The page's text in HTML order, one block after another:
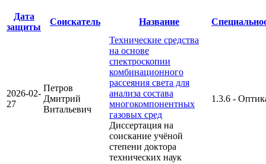
Дата
защиты
Соискатель Название
2026-02-
27
Петров
Дмитрий
Витальевич
Технические средства
на основе
спектроскопии
комбинационного
рассеяния света для
анализа состава
многокомпонентных
газовых сред
Диссертация на
соискание учёной
степени доктора
технических наук
1.3.6 -